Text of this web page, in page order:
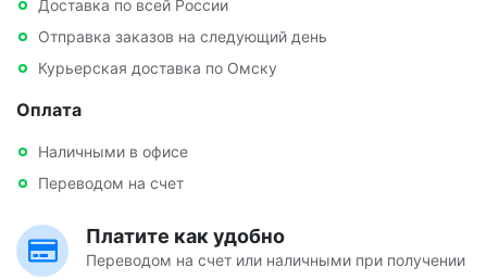
Доставка по всей России
Отправка заказов на следующий день
Курьерская доставка по Омску
Оплата
Наличными в офисе
Переводом на счет
Платите как удобно
Переводом на счет или наличными при получении